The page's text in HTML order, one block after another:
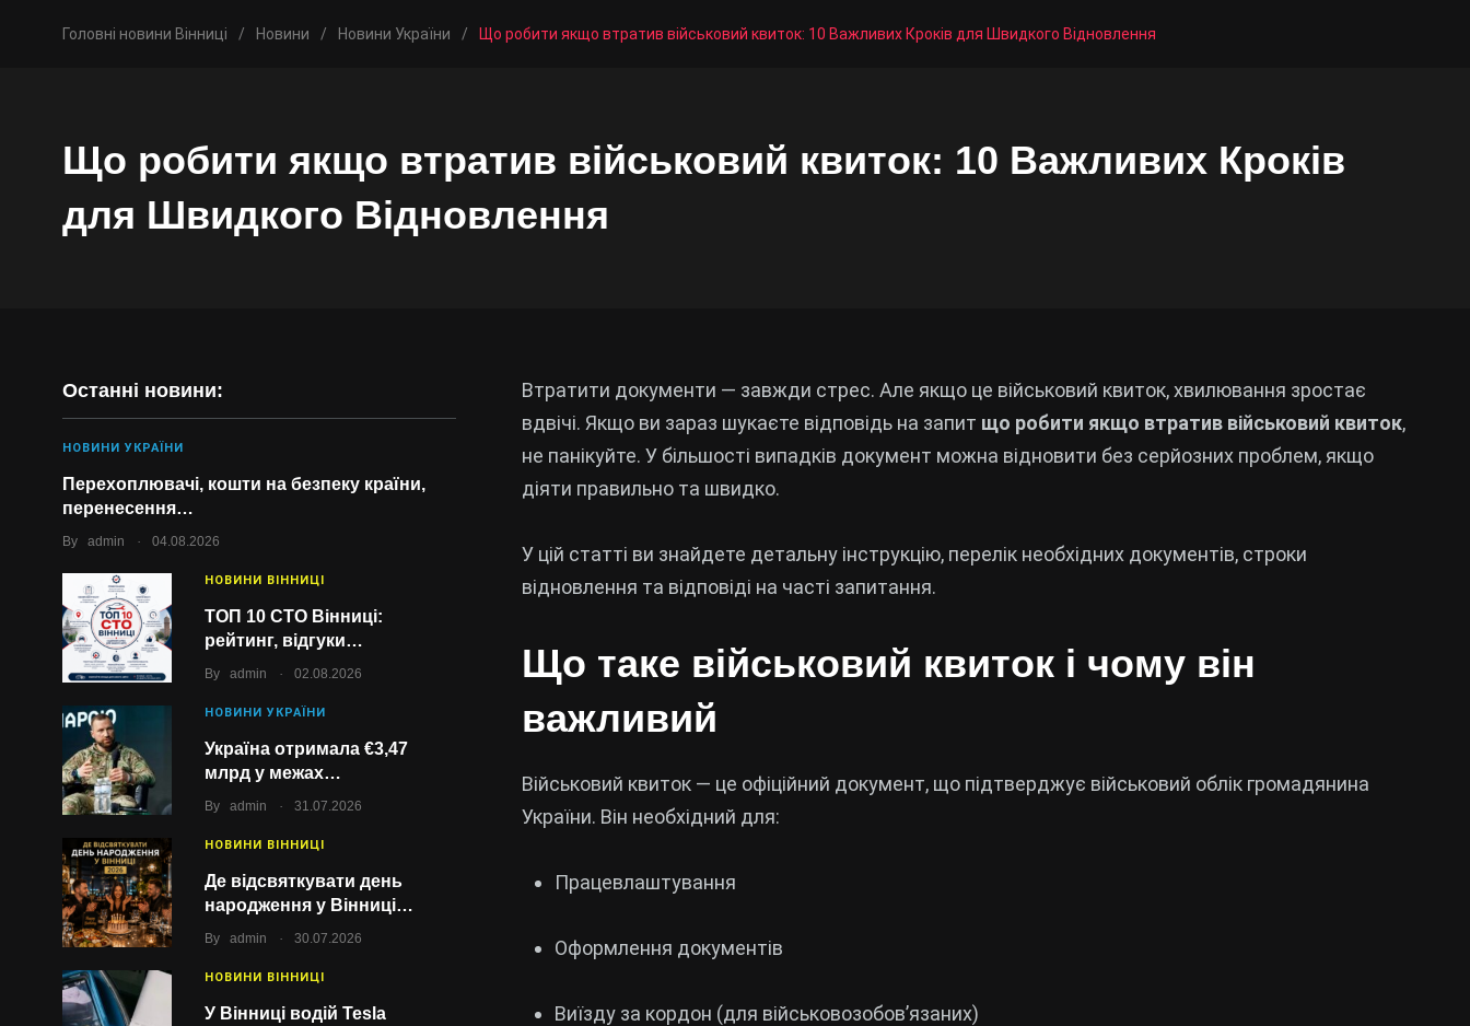
Головні новини Вінниці / Новини / Новини України / Що робити якщо втратив військовий квиток: 10 Важливих Кроків для Швидкого Відновлення
Що робити якщо втратив військовий квиток: 10 Важливих Кроків
для Швидкого Відновлення
Останні новини:
НОВИНИ УКРАЇНИ
Перехоплювачі, кошти на безпеку країни,
перенесення…
By admin . 04.08.2026
НОВИНИ ВІННИЦІ
ТОП 10 СТО Вінниці:
рейтинг, відгуки…
By admin . 02.08.2026
НОВИНИ УКРАЇНИ
Україна отримала €3,47
млрд у межах…
By admin . 31.07.2026
НОВИНИ ВІННИЦІ
Де відсвяткувати день
народження у Вінниці…
By admin . 30.07.2026
НОВИНИ ВІННИЦІ
У Вінниці водій Tesla
Втратити документи — завжди стрес. Але якщо це військовий квиток, хвилювання зростає
вдвічі. Якщо ви зараз шукаєте відповідь на запит що робити якщо втратив військовий квиток,
не панікуйте. У більшості випадків документ можна відновити без серйозних проблем, якщо
діяти правильно та швидко.
У цій статті ви знайдете детальну інструкцію, перелік необхідних документів, строки
відновлення та відповіді на часті запитання.
Що таке військовий квиток і чому він
важливий
Військовий квиток — це офіційний документ, що підтверджує військовий облік громадянина
України. Він необхідний для:
Працевлаштування
Оформлення документів
Виїзду за кордон (для військовозобов’язаних)